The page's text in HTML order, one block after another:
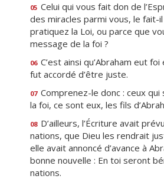
05 Celui qui vous fait don de
des miracles parmi vous, le fait-
pratiquez la Loi, ou parce que
message de la foi ?
06 C’est ainsi qu’Abraham eut
fut accordé d’être juste.
07 Comprenez-le donc : ceux
la foi, ce sont eux, les fils
08 D’ailleurs, l’Écriture avait
nations, que Dieu les rendrait
elle avait annoncé d’avance à
bonne nouvelle : En toi seront
nations.